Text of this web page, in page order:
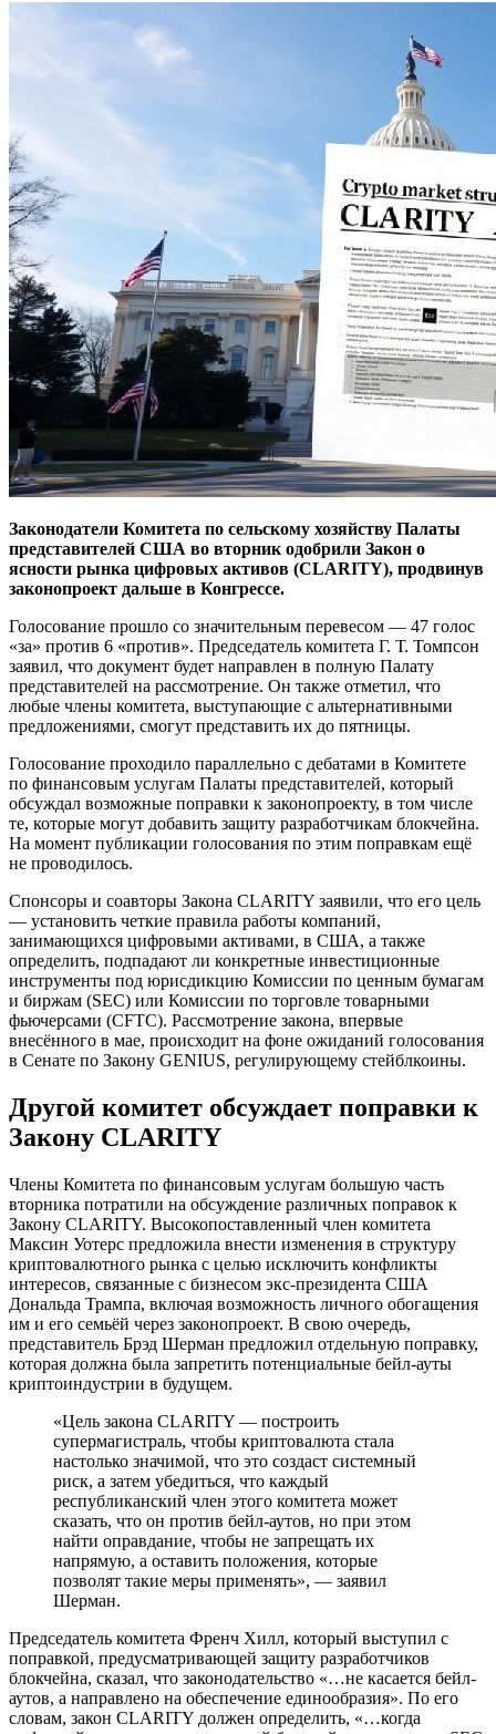
Законодатели Комитета по сельскому хозяйству Палаты
представителей США во вторник одобрили Закон о
ясности рынка цифровых активов (CLARITY), продвинув
законопроект дальше в Конгрессе.
Голосование прошло со значительным перевесом — 47 голос
«за» против 6 «против». Председатель комитета Г. Т. Томпсон
заявил, что документ будет направлен в полную Палату
представителей на рассмотрение. Он также отметил, что
любые члены комитета, выступающие с альтернативными
предложениями, смогут представить их до пятницы.
Голосование проходило параллельно с дебатами в Комитете
по финансовым услугам Палаты представителей, который
обсуждал возможные поправки к законопроекту, в том числе
те, которые могут добавить защиту разработчикам блокчейна.
На момент публикации голосования по этим поправкам ещё
не проводилось.
Спонсоры и соавторы Закона CLARITY заявили, что его цель
— установить четкие правила работы компаний,
занимающихся цифровыми активами, в США, а также
определить, подпадают ли конкретные инвестиционные
инструменты под юрисдикцию Комиссии по ценным бумагам
и биржам (SEC) или Комиссии по торговле товарными
фьючерсами (CFTC). Рассмотрение закона, впервые
внесённого в мае, происходит на фоне ожиданий голосования
в Сенате по Закону GENIUS, регулирующему стейблкоины.
Другой комитет обсуждает поправки к
Закону CLARITY
Члены Комитета по финансовым услугам большую часть
вторника потратили на обсуждение различных поправок к
Закону CLARITY. Высокопоставленный член комитета
Максин Уотерс предложила внести изменения в структуру
криптовалютного рынка с целью исключить конфликты
интересов, связанные с бизнесом экс-президента США
Дональда Трампа, включая возможность личного обогащения
им и его семьёй через законопроект. В свою очередь,
представитель Брэд Шерман предложил отдельную поправку,
которая должна была запретить потенциальные бейл-ауты
криптоиндустрии в будущем.
«Цель закона CLARITY — построить
супермагистраль, чтобы криптовалюта стала
настолько значимой, что это создаст системный
риск, а затем убедиться, что каждый
республиканский член этого комитета может
сказать, что он против бейл-аутов, но при этом
найти оправдание, чтобы не запрещать их
напрямую, а оставить положения, которые
позволят такие меры применять», — заявил
Шерман.
Председатель комитета Френч Хилл, который выступил с
поправкой, предусматривающей защиту разработчиков
блокчейна, сказал, что законодательство «…не касается бейл-
аутов, а направлено на обеспечение единообразия». По его
словам, закон CLARITY должен определить, «…когда